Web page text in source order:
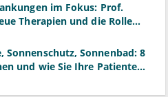
im Fokus: Prof.
Therapien und die Rolle
Sonnenschutz, Sonnenbad: 8
und wie Sie Ihre Patienten